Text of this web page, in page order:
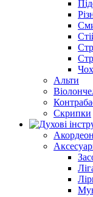
Альти
Скрипки